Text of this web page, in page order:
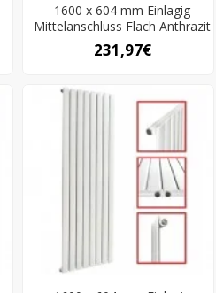
1600 x 604 mm Einlagig
Mittelanschluss Flach Anthrazit
231,97€